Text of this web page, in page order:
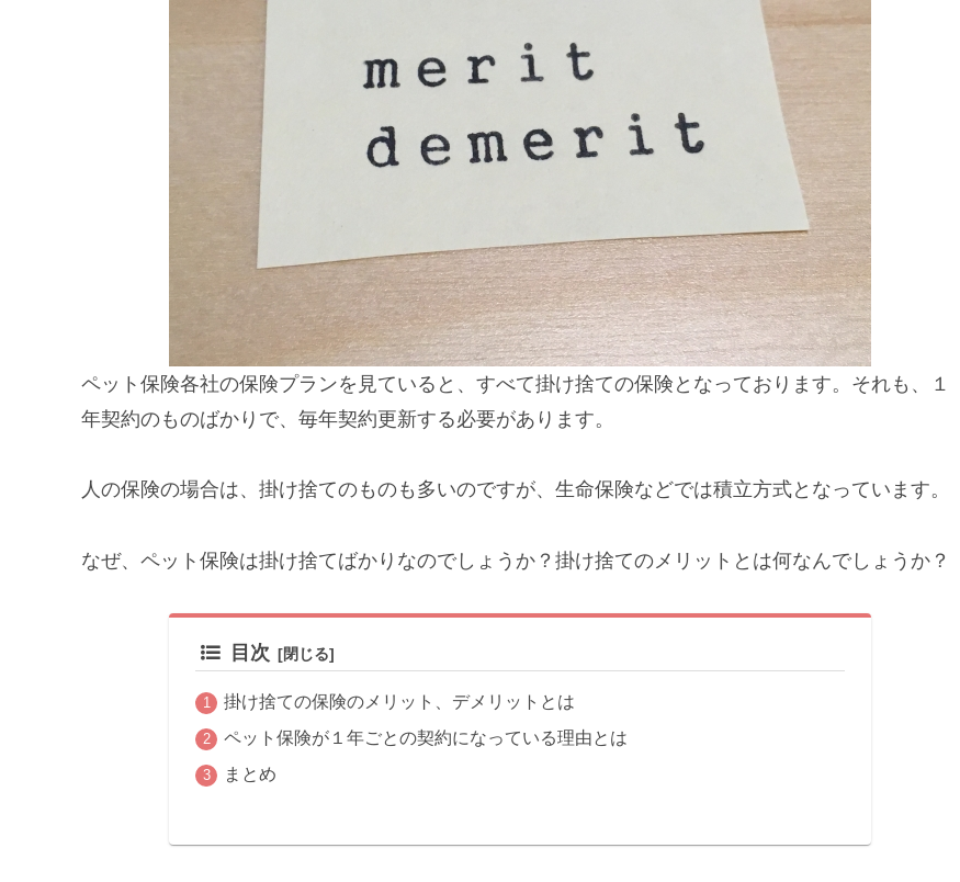
ペット保険各社の保険プランを見ていると、すべて掛け捨ての保険となっております。それも、１
年契約のものばかりで、毎年契約更新する必要があります。
人の保険の場合は、掛け捨てのものも多いのですが、生命保険などでは積立方式となっています。
なぜ、ペット保険は掛け捨てばかりなのでしょうか？掛け捨てのメリットとは何なんでしょうか？
目次
掛け捨ての保険のメリット、デメリットとは
ペット保険が１年ごとの契約になっている理由とは
まとめ